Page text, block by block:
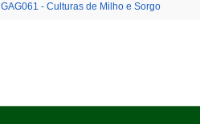
GAG061 - Culturas de Milho e Sorgo